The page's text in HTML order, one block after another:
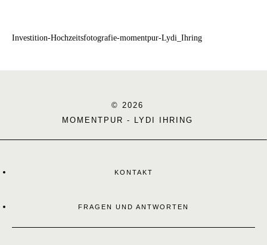
Investition-Hochzeitsfotografie-momentpur-Lydi_Ihring
© 2026
MOMENTPUR - LYDI IHRING
KONTAKT
FRAGEN UND ANTWORTEN